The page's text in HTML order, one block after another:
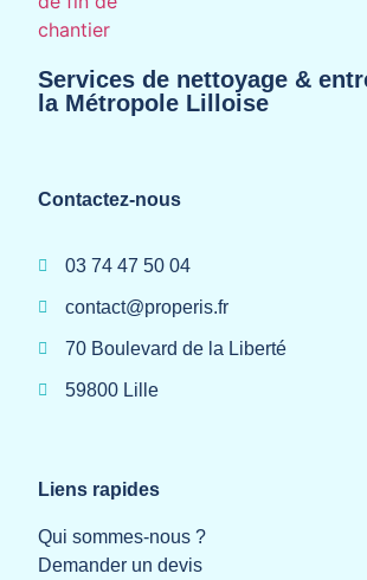
Services de nettoyage &
la Métropole Lilloise
Contactez-nous
03 74 47 50 04
contact@properis.fr
70 Boulevard de la Liberté
59800 Lille
Liens rapides
Qui sommes-nous ?
Demander un devis